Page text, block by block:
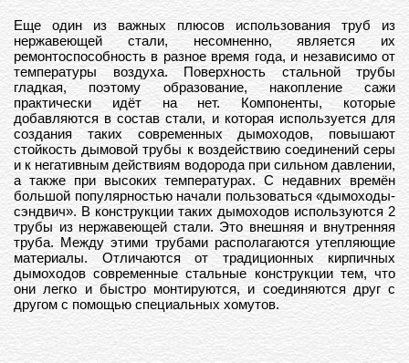
Еще один из важных плюсов использования труб из
нержавеющей стали, несомненно, является их
ремонтоспособность в разное время года, и независимо от
температуры воздуха. Поверхность стальной трубы
гладкая, поэтому образование, накопление сажи
практически идёт на нет. Компоненты, которые
добавляются в состав стали, и которая используется для
создания таких современных дымоходов, повышают
стойкость дымовой трубы к воздействию соединений серы
и к негативным действиям водорода при сильном давлении,
а также при высоких температурах. С недавних времён
большой популярностью начали пользоваться «дымоходы-
сэндвич». В конструкции таких дымоходов используются 2
трубы из нержавеющей стали. Это внешняя и внутренняя
труба. Между этими трубами располагаются утепляющие
материалы. Отличаются от традиционных кирпичных
дымоходов современные стальные конструкции тем, что
они легко и быстро монтируются, и соединяются друг с
другом с помощью специальных хомутов.